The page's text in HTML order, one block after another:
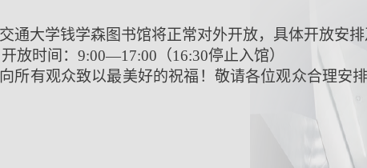
通大学钱学森图书馆将正常对外开放，具体开放安排
放时间：9:00—17:00（16:30停止入馆）
所有观众致以最美好的祝福！敬请各位观众合理安